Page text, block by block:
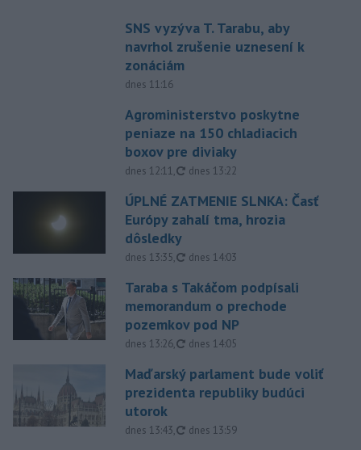
SNS vyzýva T. Tarabu, aby
navrhol zrušenie uznesení k
zonáciám
dnes 11:16
Agroministerstvo poskytne
peniaze na 150 chladiacich
boxov pre diviaky
dnes 12:11, aktualizované
dnes 13:22
ÚPLNÉ ZATMENIE SLNKA: Časť
Európy zahalí tma, hrozia
dôsledky
dnes 13:35, aktualizované
dnes 14:03
Taraba s Takáčom podpísali
memorandum o prechode
pozemkov pod NP
dnes 13:26, aktualizované
dnes 14:05
Maďarský parlament bude voliť
prezidenta republiky budúci
utorok
dnes 13:43, aktualizované
dnes 13:59